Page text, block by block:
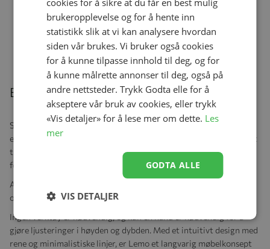
Beskrivelse
Start med vippestolen etter at babyen din er født. Når barnet ditt
er i stand til å sitte, gir det medfølgende babysettet støtte når det
trengs. Etter hvert som de blir eldre, venter enda flere muligheter
for deg og din familie.
Alltid den perfekte passformen: Individuell høydejustering gir
optimaliserte, ergonomiske sitteplasser for alle aldre.
Ingen verktøy er nødvendig, og kun én hånd er nødvendig for å
gjøre ljusteringer i høyden og dybden. Med et intuitivt design med
rene og minimalistiske linjer, er Lemo et langvarig møbelkonsept
cookies for å sikre at du får en best mulig
brukeropplevelse og for å hente inn
statistikk slik at vi kan analysere hvordan
siden vår brukes. Vi bruker også cookies
for å kunne tilpasse innhold til deg, og for
å kunne målrette annonser til deg, også på
andre nettsteder. Trykk Godta elle for å
akseptere vår bruk av cookies, eller trykk
«Vis detaljer» for å lese mer om dette. Les
mer
GODTA ALLE
VIS DETALJER